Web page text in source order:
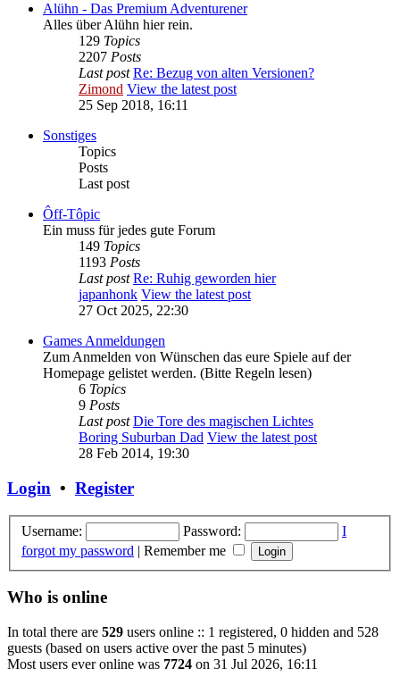
Alühn - Das Premium Adventurener
Alles über Alühn hier rein.
129 Topics
2207 Posts
Last post Re: Bezug von alten Versionen?
Zimond View the latest post
25 Sep 2018, 16:11
Sonstiges
Topics
Posts
Last post
Ôff-Tôpic
Ein muss für jedes gute Forum
149 Topics
1193 Posts
Last post Re: Ruhig geworden hier
japanhonk View the latest post
27 Oct 2025, 22:30
Games Anmeldungen
Zum Anmelden von Wünschen das eure Spiele auf der
Homepage gelistet werden. (Bitte Regeln lesen)
6 Topics
9 Posts
Last post Die Tore des magischen Lichtes
Boring Suburban Dad View the latest post
28 Feb 2014, 19:30
Login • Register
Username: Password:
I
forgot my password | Remember me
Who is online
In total there are 529 users online :: 1 registered, 0 hidden and 528
guests (based on users active over the past 5 minutes)
Most users ever online was 7724 on 31 Jul 2026, 16:11